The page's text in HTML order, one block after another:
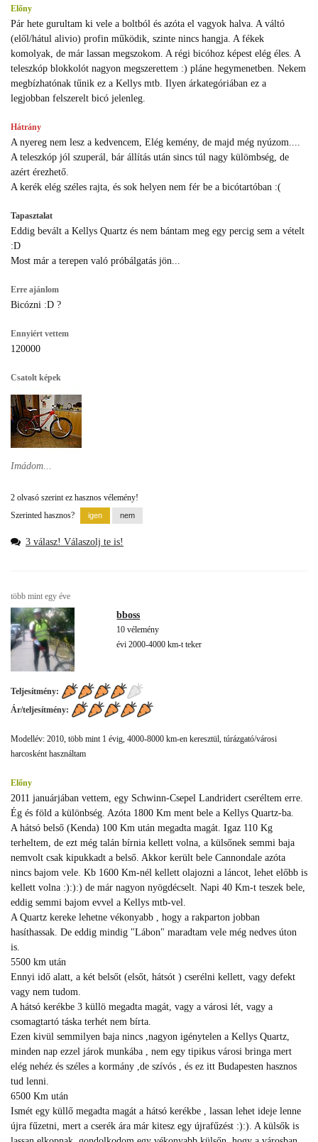
Előny
Pár hete gurultam ki vele a boltból és azóta el vagyok halva. A váltó
(elől/hátul alivio) profin működik, szinte nincs hangja. A fékek
komolyak, de már lassan megszokom. A régi bicóhoz képest elég éles. A
teleszkóp blokkolót nagyon megszerettem :) pláne hegymenetben. Nekem
megbízhatónak tűnik ez a Kellys mtb. Ilyen árkategóriában ez a
legjobban felszerelt bicó jelenleg.
Hátrány
A nyereg nem lesz a kedvencem, Elég kemény, de majd még nyúzom....
A teleszkóp jól szuperál, bár állítás után sincs túl nagy külömbség, de
azért érezhető.
A kerék elég széles rajta, és sok helyen nem fér be a bicótartóban :(
Tapasztalat
Eddig bevált a Kellys Quartz és nem bántam meg egy percig sem a vételt
:D
Most már a terepen való próbálgatás jön...
Erre ajánlom
Bicózni :D ?
Ennyiért vettem
120000
Csatolt képek
Imádom...
2 olvasó szerint ez hasznos vélemény!
Szerinted hasznos?
3 válasz! Válaszolj te is!
több mint egy éve
bboss
10 vélemény
évi 2000-4000 km-t teker
Teljesítmény:
Ár/teljesítmény:
Modellév: 2010, több mint 1 évig, 4000-8000 km-en keresztül, túrázgató/városi
harcosként használtam
Előny
2011 januárjában vettem, egy Schwinn-Csepel Landridert cseréltem erre.
Ég és föld a különbség. Azóta 1800 Km ment bele a Kellys Quartz-ba.
A hátsó belső (Kenda) 100 Km után megadta magát. Igaz 110 Kg
terheltem, de ezt még talán bírnia kellett volna, a külsőnek semmi baja
nemvolt csak kipukkadt a belső. Akkor került bele Cannondale azóta
nincs bajom vele. Kb 1600 Km-nél kellett olajozni a láncot, lehet előbb is
kellett volna :):):) de már nagyon nyögdécselt. Napi 40 Km-t teszek bele,
eddig semmi bajom evvel a Kellys mtb-vel.
A Quartz kereke lehetne vékonyabb , hogy a rakparton jobban
hasíthassak. De eddig mindig "Lábon" maradtam vele még nedves úton
is.
5500 km után
Ennyi idő alatt, a két belsőt (elsőt, hátsót ) cserélni kellett, vagy defekt
vagy nem tudom.
A hátsó kerékbe 3 küllö megadta magát, vagy a városi lét, vagy a
csomagtartó táska terhét nem bírta.
Ezen kivül semmilyen baja nincs ,nagyon igénytelen a Kellys Quartz,
minden nap ezzel járok munkába , nem egy tipikus városi bringa mert
elég nehéz és széles a kormány ,de szívós , és ez itt Budapesten hasznos
tud lenni.
6500 Km után
Ismét egy küllő megadta magát a hátsó kerékbe , lassan lehet ideje lenne
újra fűzetni, mert a cserék ára már kitesz egy újrafűzést :):). A külsők is